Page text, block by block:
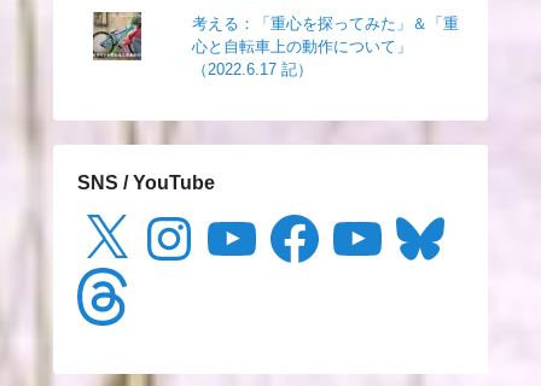
考える：「重心を探ってみた」＆「重
心と自転車上の動作について」
（2022.6.17 記）
SNS / YouTube
Instagram Facebook Bluesky
Threads